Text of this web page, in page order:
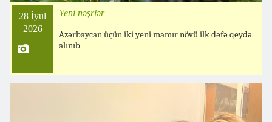
28 İyul
2026
Yeni nəşrlər
Azərbaycan üçün iki yeni mamır növü ilk dəfə qeydə
alınıb